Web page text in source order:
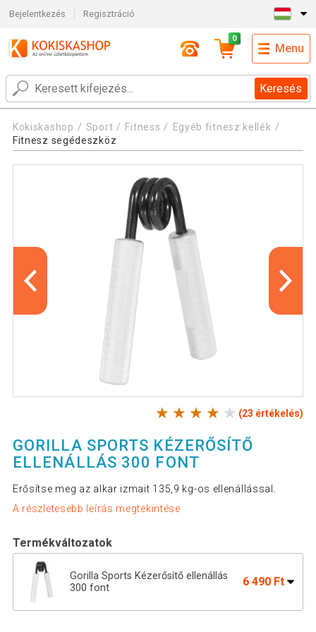
Bejelentkezés Regisztráció
Keresés
0
Menu
Kokiskashop Sport Fitness
Egyéb fitnesz kellék
Fitnesz segédeszköz
(23 értékelés)
GORILLA SPORTS KÉZERŐSÍTŐ
ELLENÁLLÁS 300 FONT
Erősítse meg az alkar izmait 135,9 kg-os ellenállással.
A részletesebb leírás megtekintése
Termékváltozatok
Gorilla Sports Kézerősítő ellenállás
300 font
6 490 Ft